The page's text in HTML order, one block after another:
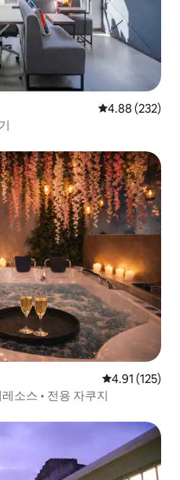
평점 4.88점(5
4.88 (232)
평점 4.91점(5
4.91 (125)
소스 • 전용 자쿠지